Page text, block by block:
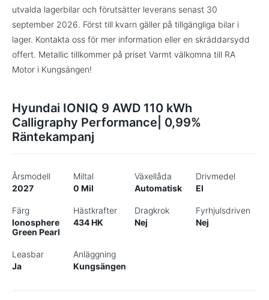
utvalda lagerbilar och förutsätter leverans senast 30
september 2026. Först till kvarn gäller på tillgängliga bilar i
lager. Kontakta oss för mer information eller en skräddarsydd
offert. Metallic tillkommer på priset Varmt välkomna till RA
Motor i Kungsängen!
Hyundai IONIQ 9 AWD 110 kWh
Calligraphy Performance| 0,99%
Räntekampanj
Årsmodell
2027
Miltal
0 Mil
Växellåda
Automatisk
Drivmedel
El
Färg
Ionosphere
Green Pearl
Hästkrafter
434 HK
Dragkrok
Nej
Fyrhjulsdriven
Nej
Leasbar
Ja
Anläggning
Kungsängen